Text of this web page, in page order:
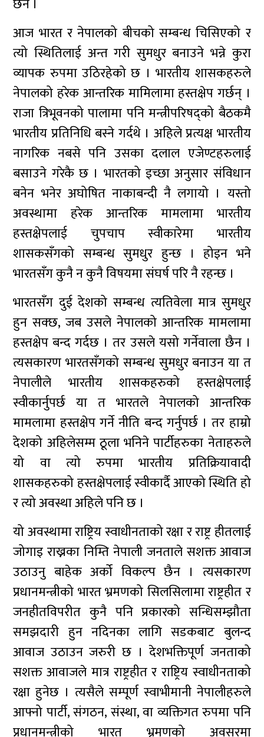
छैन ।
आज भारत र नेपालको बीचको सम्बन्ध चिसिएको र
त्यो स्थितिलाई अन्त गरी सुमधुर बनाउने भन्ने कुरा
व्यापक रुपमा उठिरहेको छ । भारतीय शासकहरुले
नेपालको हरेक आन्तरिक मामिलामा हस्तक्षेप गर्छन् ।
राजा त्रिभूवनको पालामा पनि मन्त्रीपरिषद्को बैठकमै
भारतीय प्रतिनिधि बस्ने गर्दथे । अहिले प्रत्यक्ष भारतीय
नागरिक नबसे पनि उसका दलाल एजेण्टहरुलाई
बसाउने गरेकै छ । भारतको इच्छा अनुसार संविधान
बनेन भनेर अघोषित नाकाबन्दी नै लगायो । यस्तो
अवस्थामा हरेक आन्तरिक मामलामा भारतीय
हस्तक्षेपलाई चुपचाप स्वीकारेमा भारतीय
शासकसँगको सम्बन्ध सुमधुर हुन्छ । होइन भने
भारतसँग कुनै न कुनै विषयमा संघर्ष परि नै रहन्छ ।
भारतसँग दुई देशको सम्बन्ध त्यतिवेला मात्र सुमधुर
हुन सक्छ, जब उसले नेपालको आन्तरिक मामलामा
हस्तक्षेप बन्द गर्दछ । तर उसले यसो गर्नेवाला छैन ।
त्यसकारण भारतसँगको सम्बन्ध सुमधुर बनाउन या त
नेपालीले भारतीय शासकहरुको हस्तक्षेपलाई
स्वीकार्नुपर्छ या त भारतले नेपालको आन्तरिक
मामलामा हस्तक्षेप गर्ने नीति बन्द गर्नुपर्छ । तर हाम्रो
देशको अहिलेसम्म ठूला भनिने पार्टीहरुका नेताहरुले
यो वा त्यो रुपमा भारतीय प्रतिक्रियावादी
शासकहरुको हस्तक्षेपलाई स्वीकार्दै आएको स्थिति हो
र त्यो अवस्था अहिले पनि छ ।
यो अवस्थामा राष्ट्रिय स्वाधीनताको रक्षा र राष्ट्र हीतलाई
जोगाइ राख्नका निम्ति नेपाली जनताले सशक्त आवाज
उठाउनु बाहेक अर्को विकल्प छैन । त्यसकारण
प्रधानमन्त्रीको भारत भ्रमणको सिलसिलामा राष्ट्रहीत र
जनहीतविपरीत कुनै पनि प्रकारको सन्धिसम्झौता
समझदारी हुन नदिनका लागि सडकबाट बुलन्द
आवाज उठाउन जरुरी छ । देशभक्तिपूर्ण जनताको
सशक्त आवाजले मात्र राष्ट्रहीत र राष्ट्रिय स्वाधीनताको
रक्षा हुनेछ । त्यसैले सम्पूर्ण स्वाभीमानी नेपालीहरुले
आफ्नो पार्टी, संगठन, संस्था, वा व्यक्तिगत रुपमा पनि
प्रधानमन्त्रीको भारत भ्रमणको अवसरमा